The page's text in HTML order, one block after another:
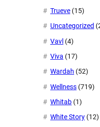
Trueve (15)
Uncategorized
Vavl (4)
Viva (17)
Wardah (52)
Wellness (719)
Whitab (1)
White Story (12)